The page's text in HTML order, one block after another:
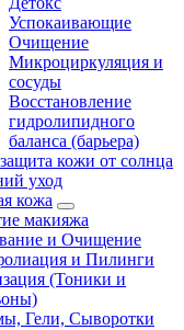
Успокаивающие
Очищение
Микроциркуляция и
сосуды
Восстановление
гидролипидного
баланса (барьера)
кожи от солнца
уход
кожа
макияжа
и Очищение
и Пилинги
(Тоники и
Гели, Сыворотки